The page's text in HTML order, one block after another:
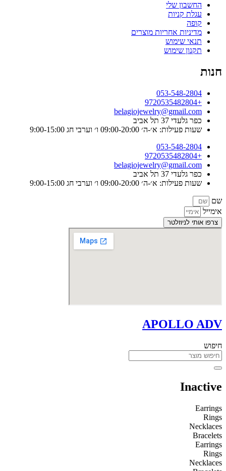
החשבון שלי
עגלת קניות
קופה
מדיניות אחריות מוצרים
תנאי שימוש
תקנון שימוש
חנות
053-548-2804
+9720535482804
belagiojewelry@gmail.com
כפר גלעדי 37 תל אביב
שעות פעילות: א׳-ה׳ 09:00-20:00 ו׳ וערבי חג 9:00-15:00
053-548-2804
+9720535482804
belagiojewelry@gmail.com
כפר גלעדי 37 תל אביב
שעות פעילות: א׳-ה׳ 09:00-20:00 ו׳ וערבי חג 9:00-15:00
שם
אימייל
צרפו אותי לניוזלטר
APOLLO ADV
חיפוש
Inactive
Earrings
Rings
Necklaces
Bracelets
Earrings
Rings
Necklaces